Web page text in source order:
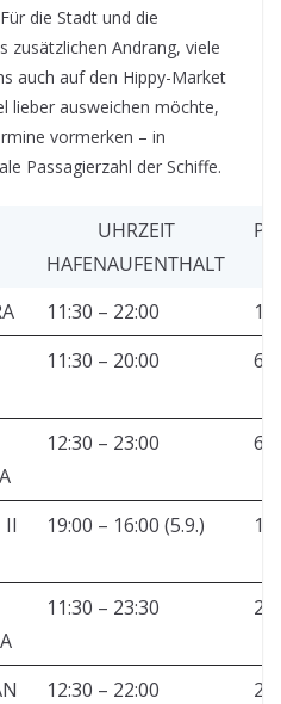
die Stadt und die
zusätzlichen Andrang, viele
auch auf den Hippy-Market
lieber ausweichen möchte,
vormerken – in
Passagierzahl der Schiffe.
UHRZEIT
HAFENAUFENTHALT
11:30 – 22:00
11:30 – 20:00
12:30 – 23:00
II 19:00 – 16:00 (5.9.)
11:30 – 23:30
12:30 – 22:00